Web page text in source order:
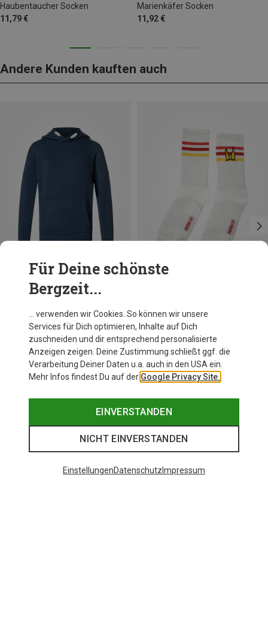
Haubentaucher Socken
11,79 €
Marienkäfer Socken
11,92 €
Andere Kunden kauften auch
Du sparst 39%
Für Deine schönste
Bergzeit...
… verwenden wir Cookies. So können wir unsere
Services für Dich optimieren, Inhalte auf Dich
zuschneiden und dir entsprechend personalisierte
Anzeigen zeigen. Deine Zustimmung schließt ggf. die
Verarbeitung Deiner Daten u.a. auch in den USA ein.
Mehr Infos findest Du auf der Google Privacy Site.
EINVERSTANDEN
NICHT EINVERSTANDEN
EinstellungenDatenschutz Impressum